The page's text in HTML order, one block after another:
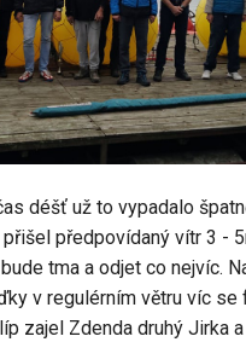
déšť už to vypadalo
předpovídaný vítr 3 -
tma a odjet co nejvíc.
v regulérním větru víc se
zajel Zdenda druhý Jirka